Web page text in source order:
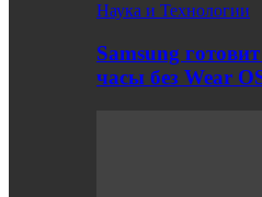
Наука и Технологии
Samsung
часы без Wear